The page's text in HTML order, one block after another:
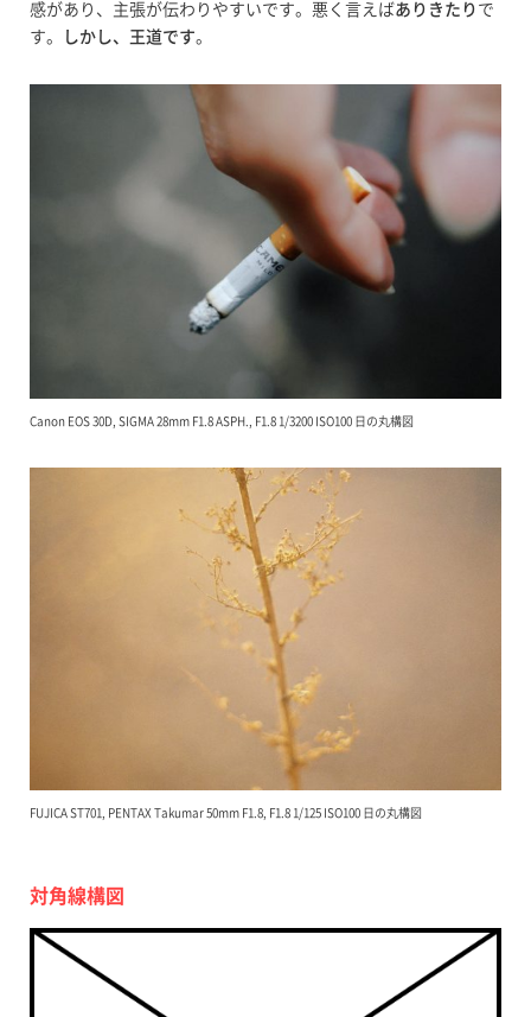
感があり、主張が伝わりやすいです。悪く言えばありきたり で
す。
しかし、王道です。
Canon EOS 30D, SIGMA 28mm F1.8 ASPH., F1.8 1/3200 ISO100 日の丸構図
FUJICA ST701, PENTAX Takumar 50mm F1.8, F1.8 1/125 ISO100 日の丸構図
対角線構図